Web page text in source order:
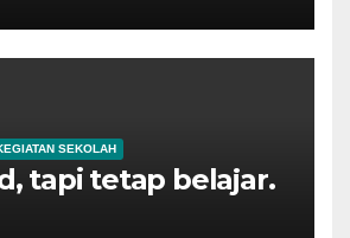
SEKOLAH
tapi tetap belajar.